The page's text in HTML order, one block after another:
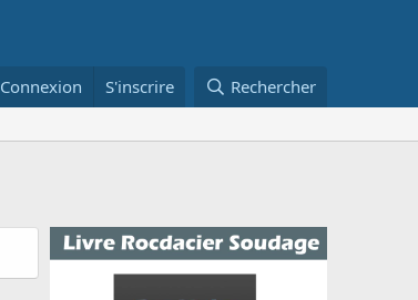
Connexion S'inscrire Rechercher